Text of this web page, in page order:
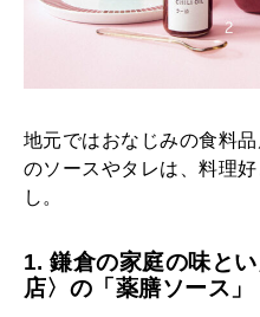
地元ではおなじみの食料
のソースやタレは、料理
し。
1. 鎌倉の家庭の味と
店〉の「薬膳ソース」